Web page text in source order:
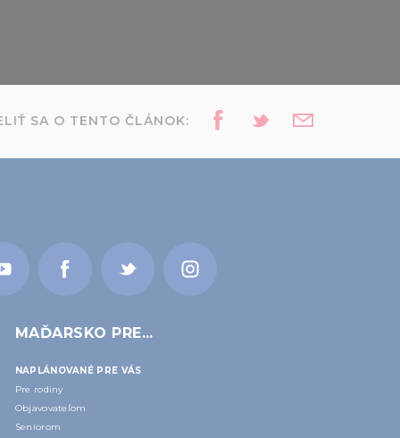
SA O TENTO ČLÁNOK:
MAĎARSKO PRE...
NAPLÁNOVANÉ PRE VÁS
Pre rodiny
Objavovateľom
Seniorom